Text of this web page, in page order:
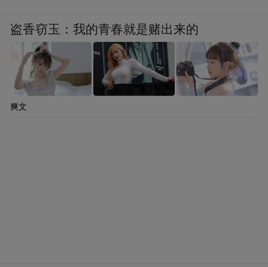
盗香窃玉：我的青春就是赌出来的
爽文